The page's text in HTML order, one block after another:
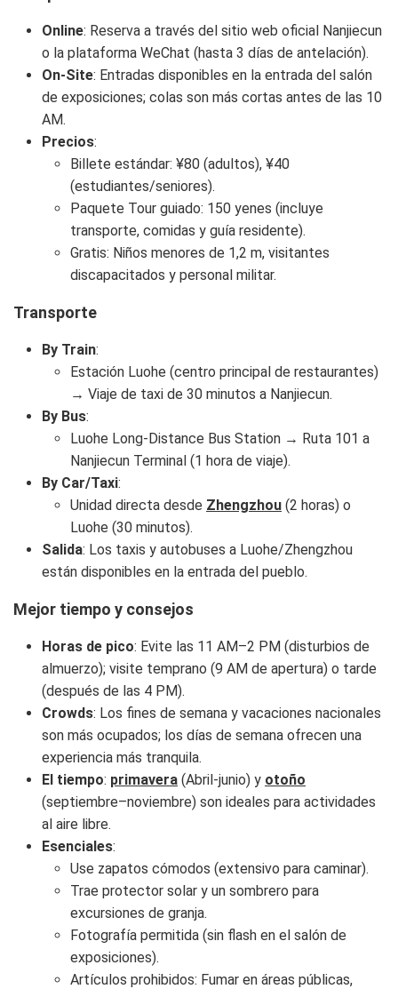
Online: Reserva a través del sitio web oficial Nanjiecun
o la plataforma WeChat (hasta 3 días de antelación).
On-Site: Entradas disponibles en la entrada del salón
de exposiciones; colas son más cortas antes de las 10
AM.
Precios:
Billete estándar: ¥80 (adultos), ¥40
(estudiantes/seniores).
Paquete Tour guiado: 150 yenes (incluye
transporte, comidas y guía residente).
Gratis: Niños menores de 1,2 m, visitantes
discapacitados y personal militar.
Transporte
By Train:
Estación Luohe (centro principal de restaurantes)
→ Viaje de taxi de 30 minutos a Nanjiecun.
By Bus:
Luohe Long-Distance Bus Station → Ruta 101 a
Nanjiecun Terminal (1 hora de viaje).
By Car/Taxi:
Unidad directa desde Zhengzhou (2 horas) o
Luohe (30 minutos).
Salida: Los taxis y autobuses a Luohe/Zhengzhou
están disponibles en la entrada del pueblo.
Mejor tiempo y consejos
Horas de pico: Evite las 11 AM–2 PM (disturbios de
almuerzo); visite temprano (9 AM de apertura) o tarde
(después de las 4 PM).
Crowds: Los fines de semana y vacaciones nacionales
son más ocupados; los días de semana ofrecen una
experiencia más tranquila.
El tiempo: primavera (Abril-junio) y otoño
(septiembre–noviembre) son ideales para actividades
al aire libre.
Esenciales:
Use zapatos cómodos (extensivo para caminar).
Trae protector solar y un sombrero para
excursiones de granja.
Fotografía permitida (sin flash en el salón de
exposiciones).
Artículos prohibidos: Fumar en áreas públicas,